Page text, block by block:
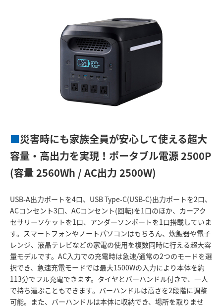
■災害時にも家族全員が安心して使える超大
容量・高出力を実現！ポータブル電源 2500P
(容量 2560Wh / AC出力 2500W)
USB-A出力ポートを4口、USB Type-C(USB-C)出力ポートを2口、
ACコンセント3口、ACコンセント(回転)を1口のほか、カーアク
セサリーソケットを1口、アンダーソンポートを1口搭載していま
す。スマートフォンやノートパソコンはもちろん、炊飯器や電子
レンジ、液晶テレビなどの家電の使用を複数同時に行える超大容
量モデルです。AC入力での充電時は急速/通常の2つのモードを選
択でき、急速充電モードでは最大1500Wの入力により本体を約
113分でフル充電できます。タイヤとバーハンドル付きで、一人
で持ち運ぶこともできます。バーハンドルは高さを2段階に調整
可能。また、バーハンドルは本体に収納でき、場所を取りませ